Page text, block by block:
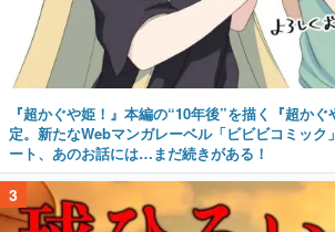
『超かぐや姫！』本編の“10年後”を描く『超か
定。新たなWebマンガレーベル「ビビビコミック
ート、あのお話には…まだ続きがある！
3